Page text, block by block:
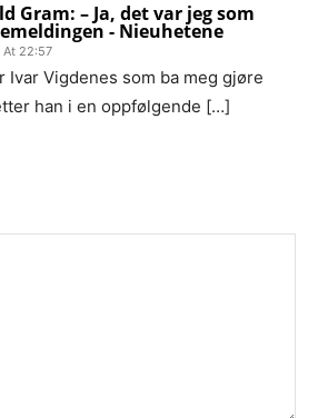
Gram: – Ja, det var jeg som
- Nieuhetene
At 22:57
Ivar Vigdenes som ba meg gjøre
han i en oppfølgende […]